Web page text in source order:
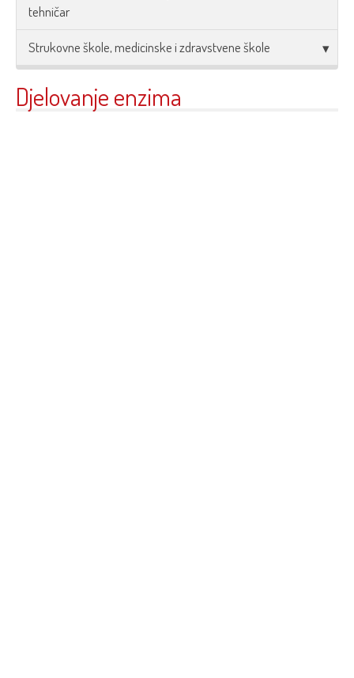
tehničar
Strukovne škole, medicinske i zdravstvene škole
Djelovanje enzima